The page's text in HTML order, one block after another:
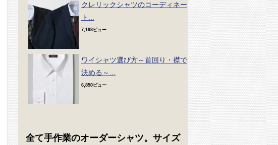
クレリックシャツのコーディネー
ト...
7,193ビュー
ワイシャツ選び方～首回り・襟で
決める～...
6,850ビュー
全て手作業のオーダーシャツ。サイズ